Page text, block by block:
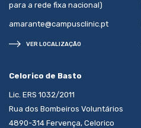
para a rede fixa nacional)
amarante@campusclinic.pt
VER LOCALIZAÇÃO
Celorico de Basto
Lic. ERS 1032/2011
Rua dos Bombeiros Voluntários
4890-314 Fervença, Celorico